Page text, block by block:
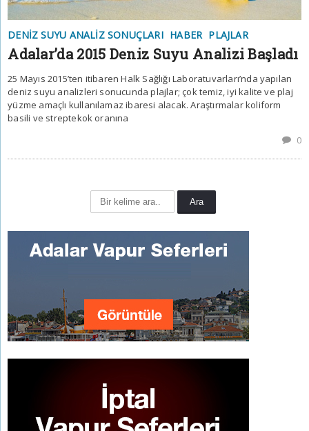
DENIZ SUYU ANALIZ SONUÇLARI HABER PLAJLAR
Adalar’da 2015 Deniz Suyu Analizi Başladı
25 Mayıs 2015’ten itibaren Halk Sağlığı Laboratuvarları’nda yapılan
deniz suyu analizleri sonucunda plajlar; çok temiz, iyi kalite ve plaj
yüzme amaçlı kullanılamaz ibaresi alacak. Araştırmalar koliform
basili ve streptekok oranına
0